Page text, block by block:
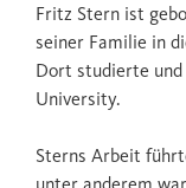
Fritz Stern ist
seiner Familie in
Dort studierte
University.
Sterns Arbeit